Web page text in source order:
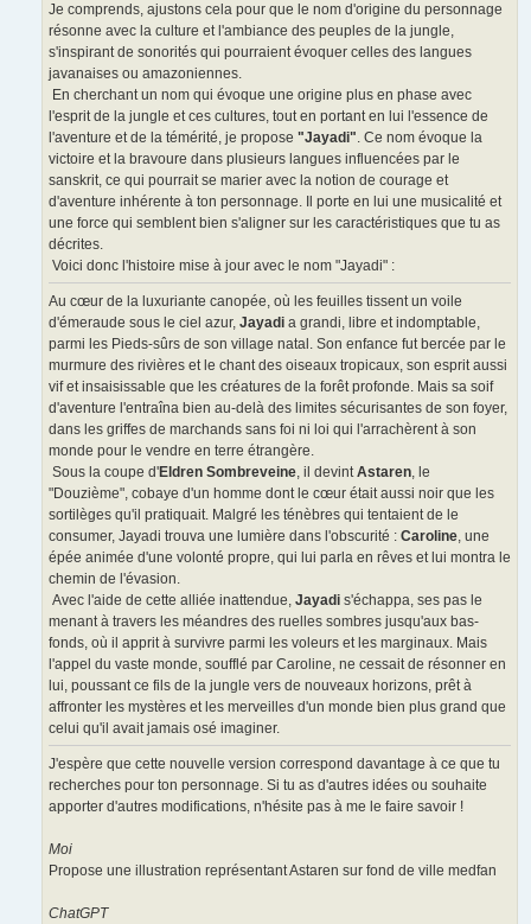
Je comprends, ajustons cela pour que le nom d'origine du personnage
résonne avec la culture et l'ambiance des peuples de la jungle,
s'inspirant de sonorités qui pourraient évoquer celles des langues
javanaises ou amazoniennes.
En cherchant un nom qui évoque une origine plus en phase avec
l'esprit de la jungle et ces cultures, tout en portant en lui l'essence de
l'aventure et de la témérité, je propose "Jayadi". Ce nom évoque la
victoire et la bravoure dans plusieurs langues influencées par le
sanskrit, ce qui pourrait se marier avec la notion de courage et
d'aventure inhérente à ton personnage. Il porte en lui une musicalité et
une force qui semblent bien s'aligner sur les caractéristiques que tu as
décrites.
Voici donc l'histoire mise à jour avec le nom "Jayadi" :
Au cœur de la luxuriante canopée, où les feuilles tissent un voile
d'émeraude sous le ciel azur, Jayadi a grandi, libre et indomptable,
parmi les Pieds-sûrs de son village natal. Son enfance fut bercée par le
murmure des rivières et le chant des oiseaux tropicaux, son esprit aussi
vif et insaisissable que les créatures de la forêt profonde. Mais sa soif
d'aventure l'entraîna bien au-delà des limites sécurisantes de son foyer,
dans les griffes de marchands sans foi ni loi qui l'arrachèrent à son
monde pour le vendre en terre étrangère.
Sous la coupe d'Eldren Sombreveine, il devintAstaren, le
"Douzième", cobaye d'un homme dont le cœur était aussi noir que les
sortilèges qu'il pratiquait. Malgré les ténèbres qui tentaient de le
consumer, Jayadi trouva une lumière dans l'obscurité : Caroline, une
épée animée d'une volonté propre, qui lui parla en rêves et lui montra le
chemin de l'évasion.
Avec l'aide de cette alliée inattendue, Jayadi s'échappa, ses pas le
menant à travers les méandres des ruelles sombres jusqu'aux bas-
fonds, où il apprit à survivre parmi les voleurs et les marginaux. Mais
l'appel du vaste monde, soufflé par Caroline, ne cessait de résonner en
lui, poussant ce fils de la jungle vers de nouveaux horizons, prêt à
affronter les mystères et les merveilles d'un monde bien plus grand que
celui qu'il avait jamais osé imaginer.
J'espère que cette nouvelle version correspond davantage à ce que tu
recherches pour ton personnage. Si tu as d'autres idées ou souhaite
apporter d'autres modifications, n'hésite pas à me le faire savoir !
Moi
Propose une illustration représentant Astaren sur fond de ville medfan
ChatGPT